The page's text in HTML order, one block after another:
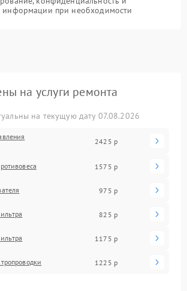
информации при необходимости
на услуги ремонта
на текущую дату 07.08.2026
2425 р
1575 р
975 р
825 р
1175 р
1225 р